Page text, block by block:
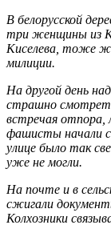
В белорусской
три женщины из
Киселева, тоже
милиции.
На другой день
страшно
встречая
фашисты начали
улице было так
уже не могли.
На почте и в
сжигали
Колхозники